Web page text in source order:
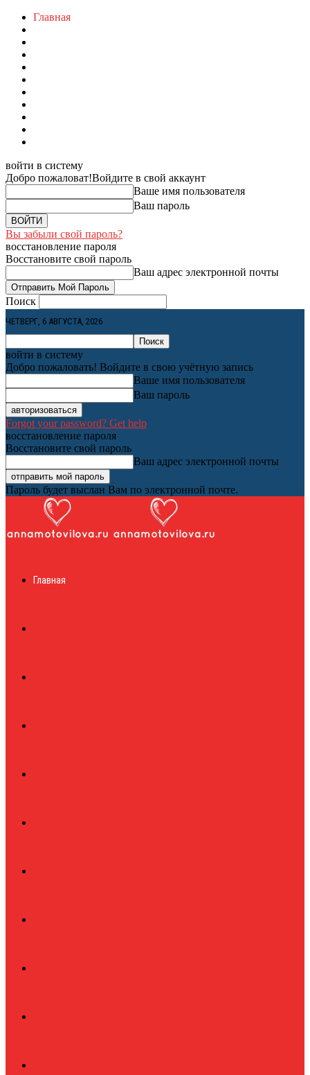
Главная
войти в систему
Добро пожаловат!Войдите в свой аккаунт
Ваше имя пользователя
Ваш пароль
Вы забыли свой пароль?
восстановление пароля
Восстановите свой пароль
Ваш адрес электронной почты
Поиск
ЧЕТВЕРГ, 6 АВГУСТА, 2026
войти в систему
Добро пожаловать! Войдите в свою учётную запись
Ваше имя пользователя
Ваш пароль
Forgot your password? Get help
восстановление пароля
Восстановите свой пароль
Ваш адрес электронной почты
Пароль будет выслан Вам по электронной почте.
журналГлавная